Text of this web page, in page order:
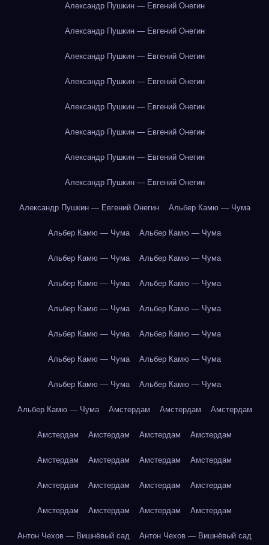
Александр Пушкин — Евгений Онегин
Александр Пушкин — Евгений Онегин
Александр Пушкин — Евгений Онегин
Александр Пушкин — Евгений Онегин
Александр Пушкин — Евгений Онегин
Александр Пушкин — Евгений Онегин
Александр Пушкин — Евгений Онегин
Александр Пушкин — Евгений Онегин
Александр Пушкин — Евгений Онегин Альбер Камю — Чума
Альбер Камю — Чума Альбер Камю — Чума
Альбер Камю — Чума Альбер Камю — Чума
Альбер Камю — Чума Альбер Камю — Чума
Альбер Камю — Чума Альбер Камю — Чума
Альбер Камю — Чума Альбер Камю — Чума
Альбер Камю — Чума Альбер Камю — Чума
Альбер Камю — Чума Альбер Камю — Чума
Альбер Камю — Чума Амстердам Амстердам Амстердам
Амстердам Амстердам Амстердам Амстердам
Амстердам Амстердам Амстердам Амстердам
Амстердам Амстердам Амстердам Амстердам
Амстердам Амстердам Амстердам Амстердам
Антон Чехов — Вишнёвый сад Антон Чехов — Вишнёвый сад